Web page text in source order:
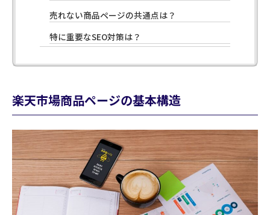
売れない商品ページの共通点は？
特に重要なSEO対策は？
楽天市場商品ページの基本構造